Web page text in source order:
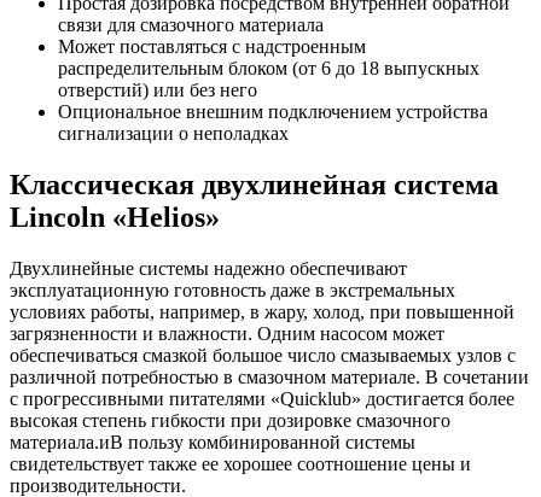
связи для смазочного материала
Может поставляться с надстроенным
распределительным блоком (от 6 до 18 выпускных
отверстий) или без него
Опциональное внешним подключением устройства
сигнализации о неполадках
Классическая двухлинейная система
Lincoln «Helios»
Двухлинейные системы надежно обеспечивают
эксплуатационную готовность даже в экстремальных
условиях работы, например, в жару, холод, при повышенной
загрязненности и влажности. Одним насосом может
обеспечиваться смазкой большое число смазываемых узлов с
различной потребностью в смазочном материале. В сочетании
с прогрессивными питателями «Quicklub» достигается более
высокая степень гибкости при дозировке смазочного
материала.иВ пользу комбинированной системы
свидетельствует также ее хорошее соотношение цены и
производительности.